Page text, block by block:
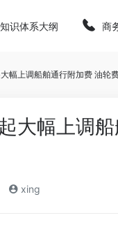
知识体系大纲 商
幅上调船舶通行附加费 油轮
大幅上调
xing